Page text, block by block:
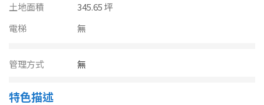
雲林縣
坪數
不拘
土地面積
345.65 坪
電梯
無
管理方式 無
特色描述